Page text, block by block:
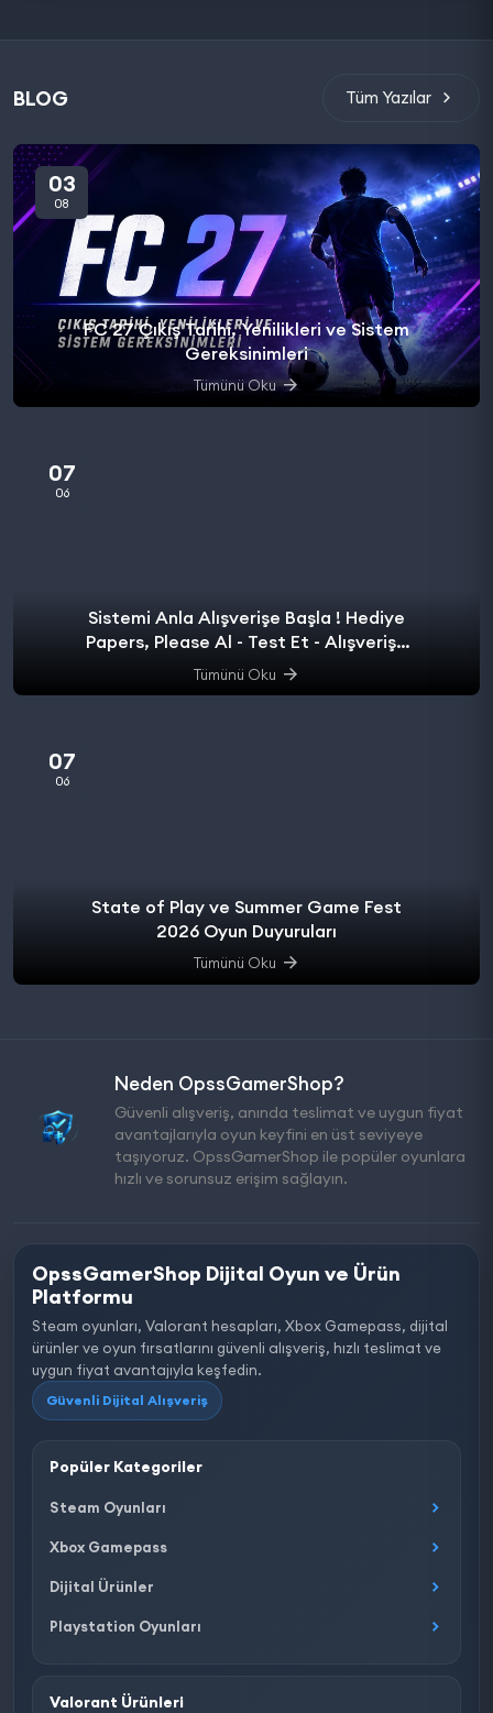
BLOG Tüm Yazılar
03
08
FC 27 Çıkış Tarihi, Yenilikleri ve Sistem
Gereksinimleri
Tümünü Oku
07
06
Sistemi Anla Alışverişe Başla ! Hediye
Papers, Please Al - Test Et - Alışverişe
başla.
Tümünü Oku
07
06
State of Play ve Summer Game Fest
2026 Oyun Duyuruları
Tümünü Oku
Neden OpssGamerShop?
Güvenli alışveriş, anında teslimat ve uygun fiyat
avantajlarıyla oyun keyfini en üst seviyeye
taşıyoruz. OpssGamerShop ile popüler oyunlara
hızlı ve sorunsuz erişim sağlayın.
OpssGamerShop Dijital Oyun ve Ürün
Platformu
Steam oyunları, Valorant hesapları, Xbox Gamepass, dijital
ürünler ve oyun fırsatlarını güvenli alışveriş, hızlı teslimat ve
uygun fiyat avantajıyla keşfedin.
Güvenli Dijital Alışveriş
Popüler Kategoriler
Steam Oyunları
Xbox Gamepass
Dijital Ürünler
Playstation Oyunları
Valorant Ürünleri